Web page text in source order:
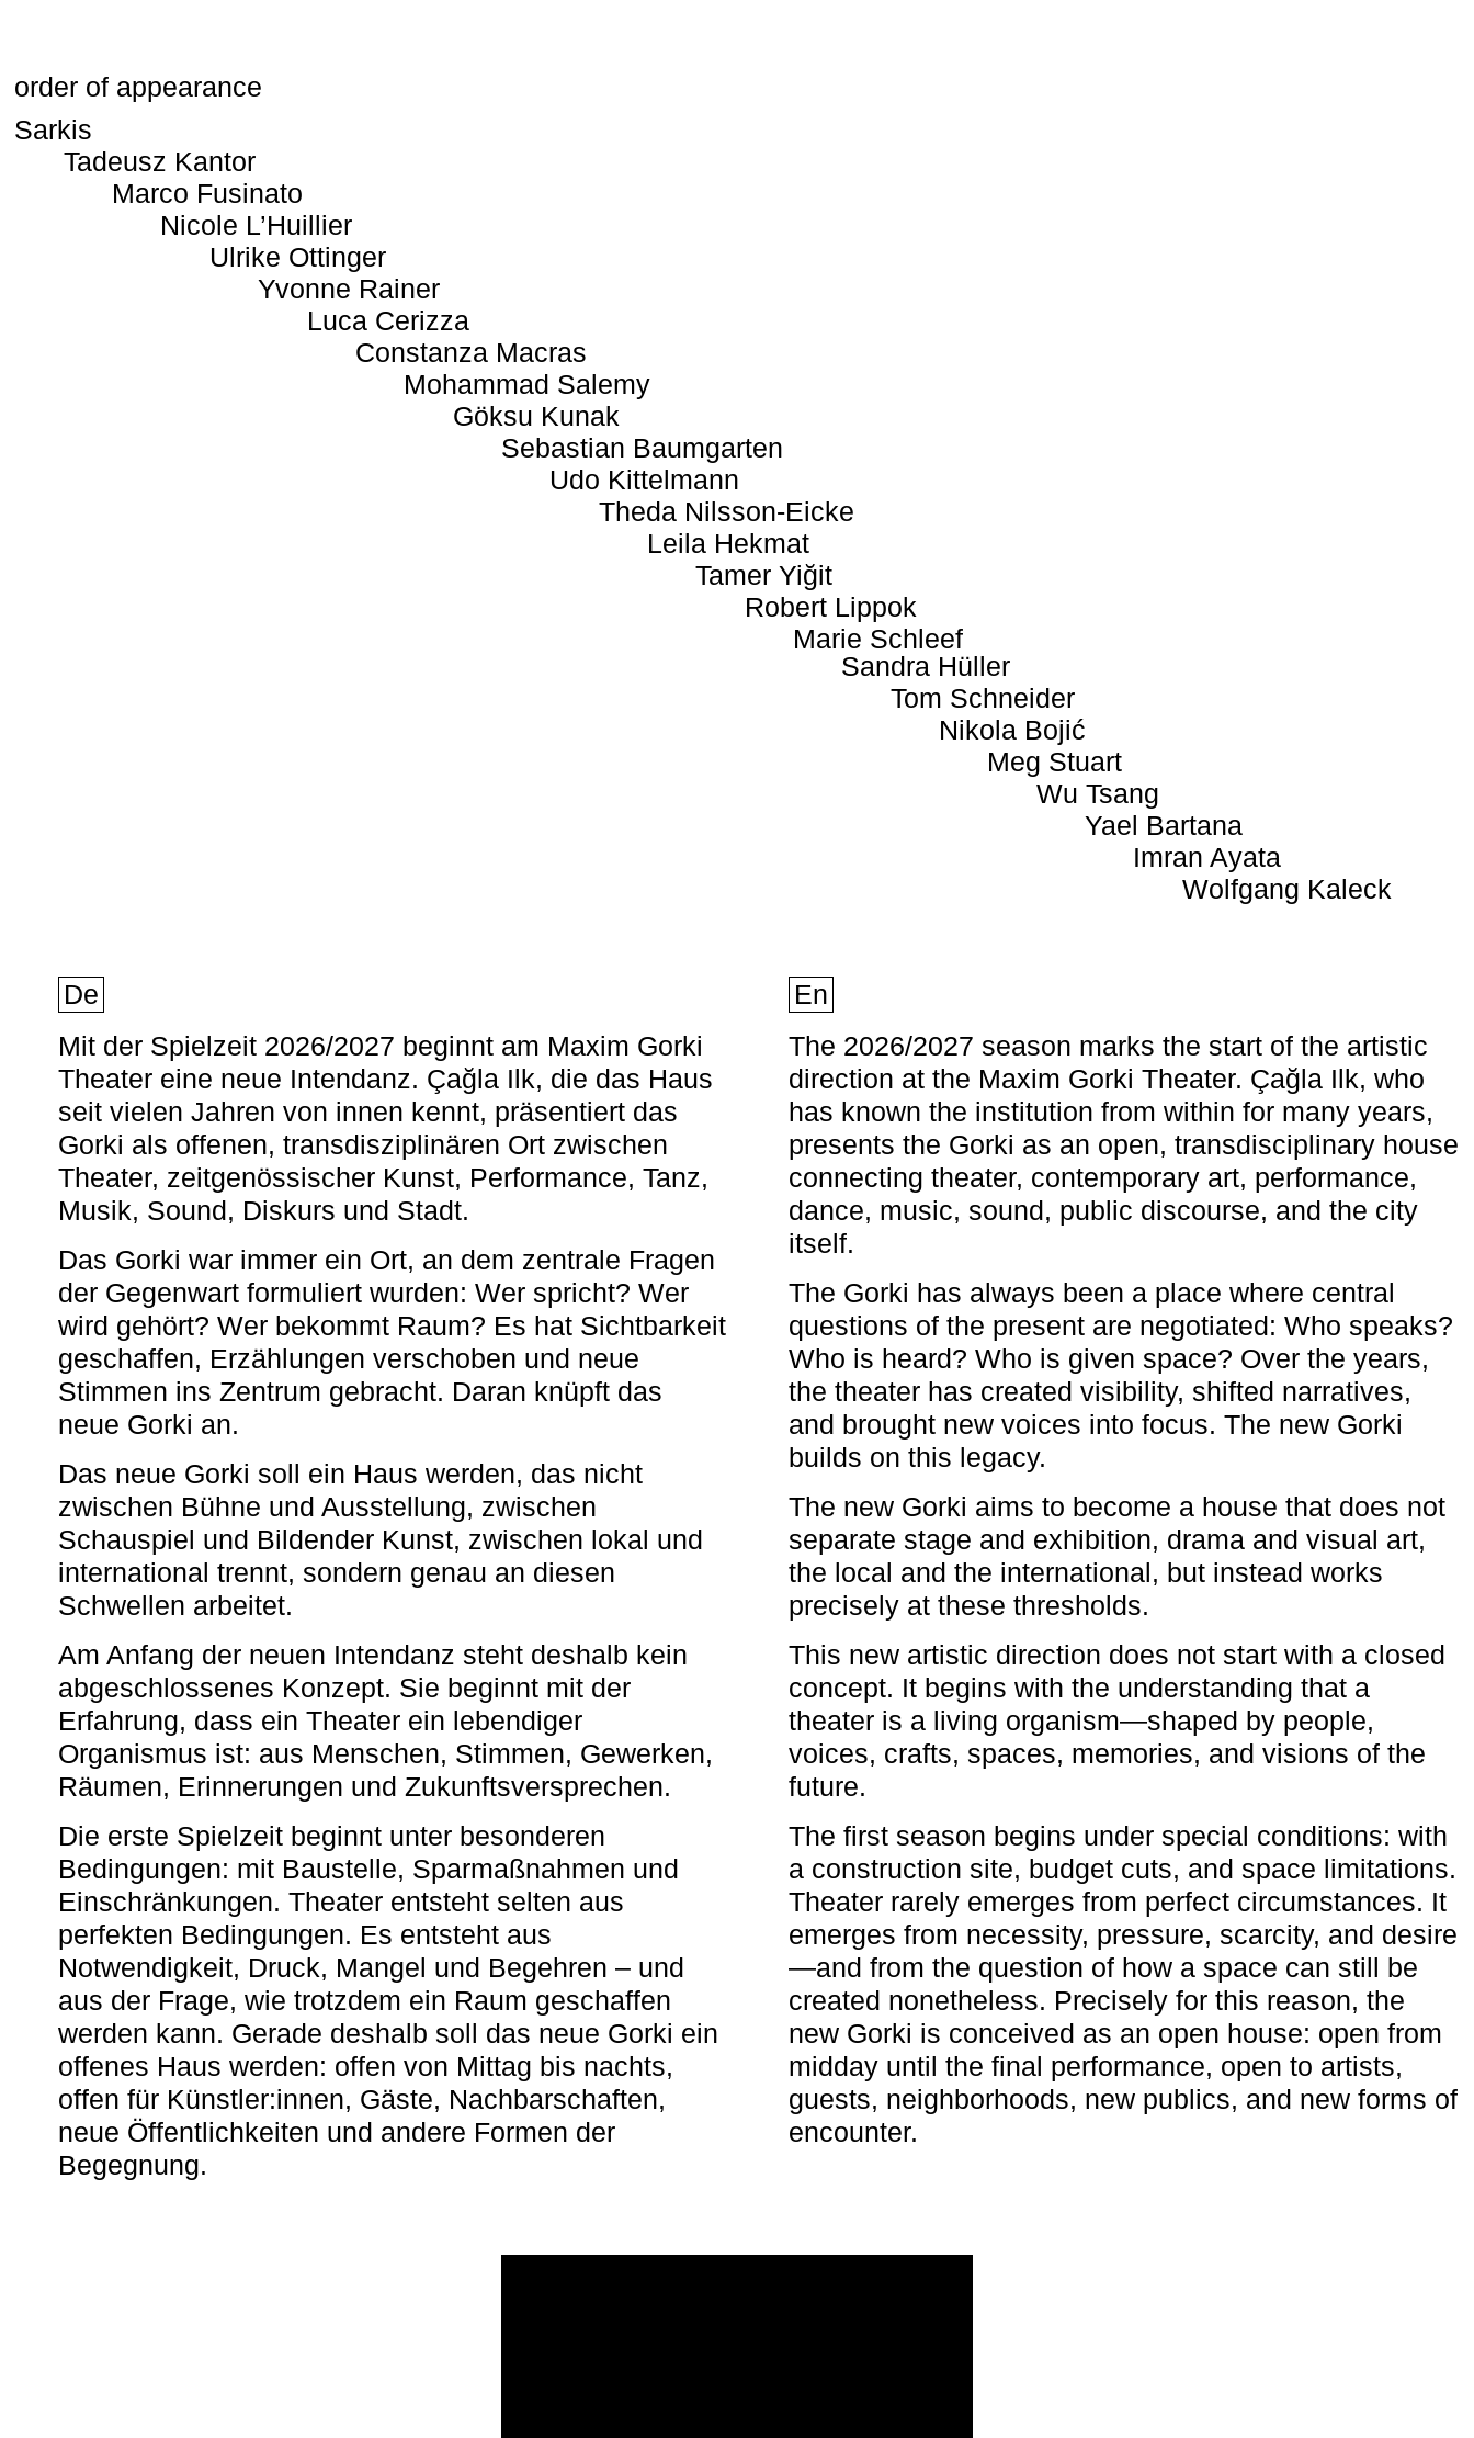
order of appearance
Sarkis
Tadeusz Kantor
Marco Fusinato
Nicole L’Huillier
Ulrike Ottinger
Yvonne Rainer
Luca Cerizza
Constanza Macras
Mohammad Salemy
Göksu Kunak
Sebastian Baumgarten
Udo Kittelmann
Theda Nilsson-Eicke
Leila Hekmat
Tamer Yiğit
Robert Lippok
Marie Schleef
Sandra Hüller
Tom Schneider
Nikola Bojić
Meg Stuart
Wu Tsang
Yael Bartana
Imran Ayata
Wolfgang Kaleck
De
Mit der Spielzeit 2026/2027 beginnt am Maxim Gorki
Theater eine neue Intendanz. Çağla Ilk, die das Haus
seit vielen Jahren von innen kennt, präsentiert das
Gorki als offenen, transdisziplinären Ort zwischen
Theater, zeitgenössischer Kunst, Performance, Tanz,
Musik, Sound, Diskurs und Stadt.
Das Gorki war immer ein Ort, an dem zentrale Fragen
der Gegenwart formuliert wurden: Wer spricht? Wer
wird gehört? Wer bekommt Raum? Es hat Sichtbarkeit
geschaffen, Erzählungen verschoben und neue
Stimmen ins Zentrum gebracht. Daran knüpft das
neue Gorki an.
Das neue Gorki soll ein Haus werden, das nicht
zwischen Bühne und Ausstellung, zwischen
Schauspiel und Bildender Kunst, zwischen lokal und
international trennt, sondern genau an diesen
Schwellen arbeitet.
Am Anfang der neuen Intendanz steht deshalb kein
abgeschlossenes Konzept. Sie beginnt mit der
Erfahrung, dass ein Theater ein lebendiger
Organismus ist: aus Menschen, Stimmen, Gewerken,
Räumen, Erinnerungen und Zukunftsversprechen.
Die erste Spielzeit beginnt unter besonderen
Bedingungen: mit Baustelle, Sparmaßnahmen und
Einschränkungen. Theater entsteht selten aus
perfekten Bedingungen. Es entsteht aus
Notwendigkeit, Druck, Mangel und Begehren – und
aus der Frage, wie trotzdem ein Raum geschaffen
werden kann. Gerade deshalb soll das neue Gorki ein
offenes Haus werden: offen von Mittag bis nachts,
offen für Künstler:innen, Gäste, Nachbarschaften,
neue Öffentlichkeiten und andere Formen der
Begegnung.
En
The 2026/2027 season marks the start of the artistic
direction at the Maxim Gorki Theater. Çağla Ilk, who
has known the institution from within for many years,
presents the Gorki as an open, transdisciplinary house
connecting theater, contemporary art, performance,
dance, music, sound, public discourse, and the city
itself.
The Gorki has always been a place where central
questions of the present are negotiated: Who speaks?
Who is heard? Who is given space? Over the years,
the theater has created visibility, shifted narratives,
and brought new voices into focus. The new Gorki
builds on this legacy.
The new Gorki aims to become a house that does not
separate stage and exhibition, drama and visual art,
the local and the international, but instead works
precisely at these thresholds.
This new artistic direction does not start with a closed
concept. It begins with the understanding that a
theater is a living organism—shaped by people,
voices, crafts, spaces, memories, and visions of the
future.
The first season begins under special conditions: with
a construction site, budget cuts, and space limitations.
Theater rarely emerges from perfect circumstances. It
emerges from necessity, pressure, scarcity, and desire
—and from the question of how a space can still be
created nonetheless. Precisely for this reason, the
new Gorki is conceived as an open house: open from
midday until the final performance, open to artists,
guests, neighborhoods, new publics, and new forms of
encounter.